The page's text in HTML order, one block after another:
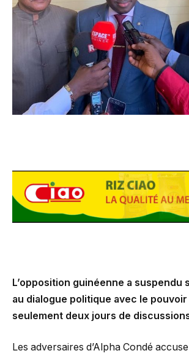
L’opposition guinéenne a suspendu
au dialogue politique avec le
seulement deux jours de
Les adversaires d’Alpha Condé